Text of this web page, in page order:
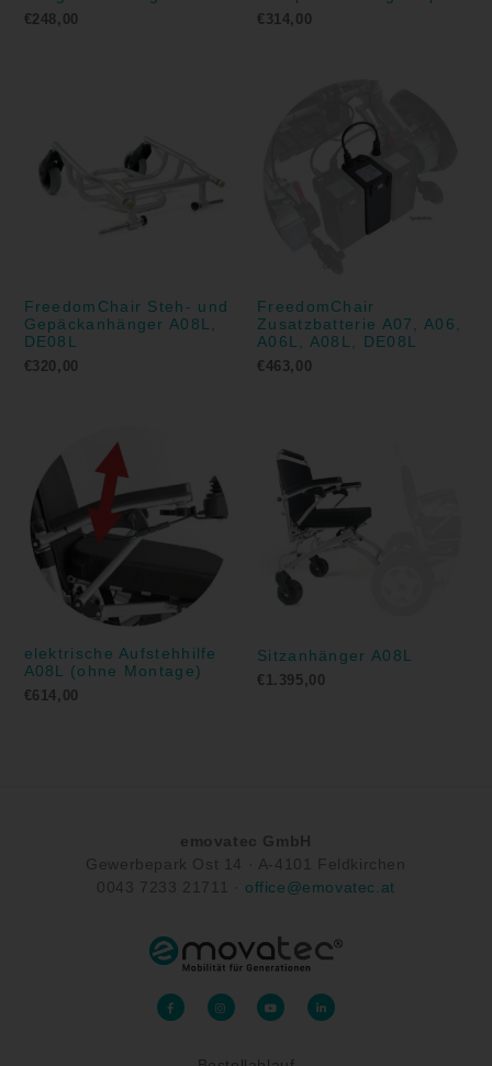
€248,00 € 314,00
FreedomChair Steh- und
Gepäckanhänger A08L,
DE08L
€320,00
FreedomChair
Zusatzbatterie A07, A06,
A06L, A08L, DE08L
€463,00
elektrische Aufstehhilfe
A08L (ohne Montage)
€614,00
Sitzanhänger A08L
€ 1.395,00
emovatec GmbH
Gewerbepark Ost 14 · A-4101 Feldkirchen
0043 7233 21711 · office@emovatec.at
F
a
c
I
n
s
r
Y
o
u
e
L
i
n